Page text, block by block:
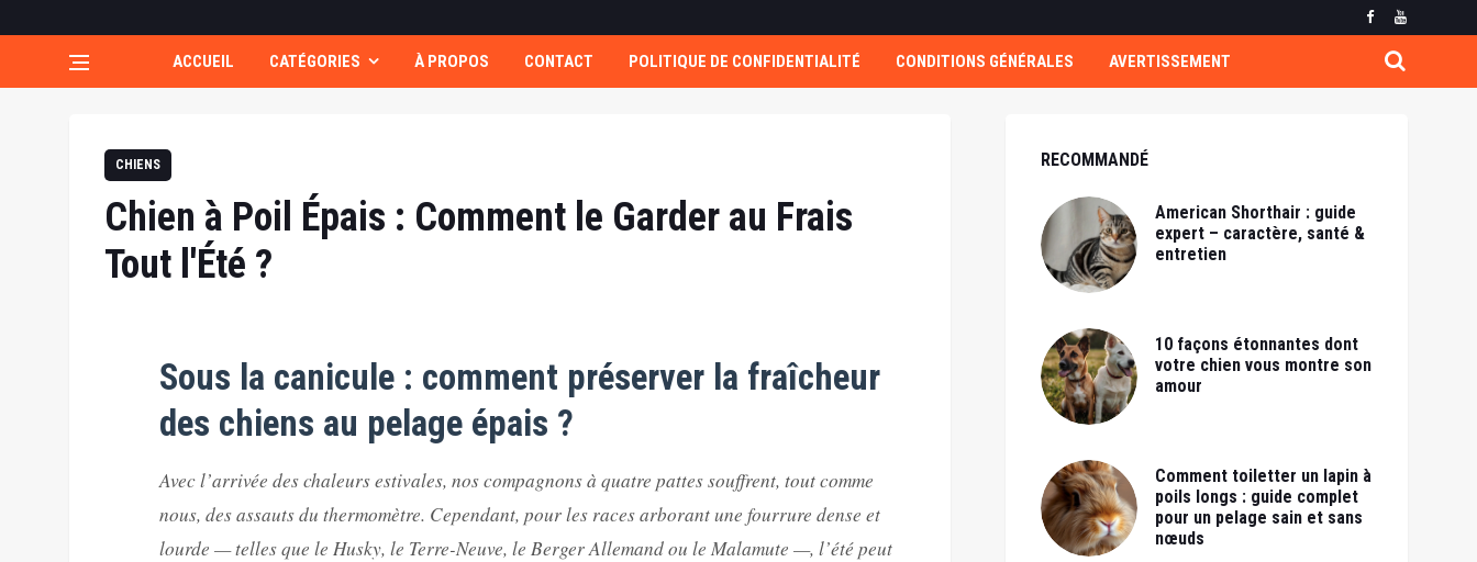
ACCUEIL CATÉGORIES À PROPOS CONTACT POLITIQUE DE CONFIDENTIALITÉ CONDITIONS GÉNÉRALES AVERTISSEMENT
CHIENS
Chien à Poil Épais : Comment le Garder au Frais
Tout l'Été ?
Sous la canicule : comment préserver la fraîcheur
des chiens au pelage épais ?
Avec l’arrivée des chaleurs estivales, nos compagnons à quatre pattes souffrent, tout comme
nous, des assauts du thermomètre. Cependant, pour les races arborant une fourrure dense et
lourde — telles que le Husky, le Terre-Neuve, le Berger Allemand ou le Malamute —, l’été peut
RECOMMANDÉ
American Shorthair : guide
expert – caractère, santé &
entretien
10 façons étonnantes dont
votre chien vous montre son
amour
Comment toiletter un lapin à
poils longs : guide complet
pour un pelage sain et sans
nœuds